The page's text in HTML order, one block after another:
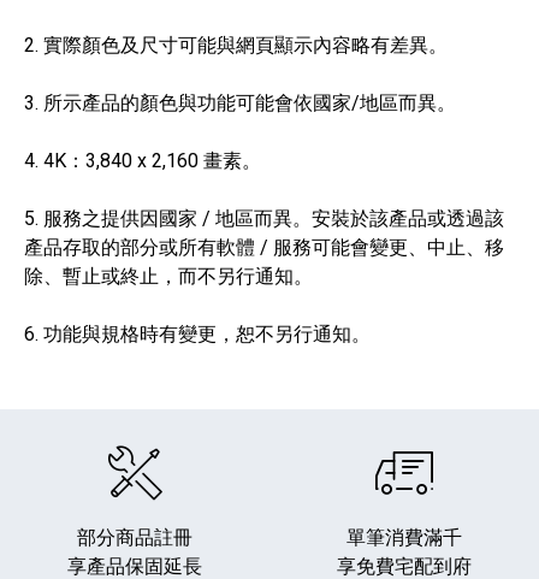
2. 實際顏色及尺寸可能與網頁顯示內容略有差異。
3. 所示產品的顏色與功能可能會依國家/地區而異。
4. 4K：3,840 x 2,160 畫素。
5. 服務之提供因國家 / 地區而異。安裝於該產品或透過該
產品存取的部分或所有軟體 / 服務可能會變更、中止、移
除、暫止或終止，而不另行通知。
6. 功能與規格時有變更，恕不另行通知。
部分商品註冊
享產品保固延長
單筆消費滿千
享免費宅配到府